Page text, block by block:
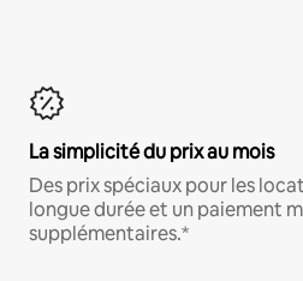
La simplicité du prix au mois
Des prix spéciaux pour les
longue durée et un paiement
supplémentaires.*